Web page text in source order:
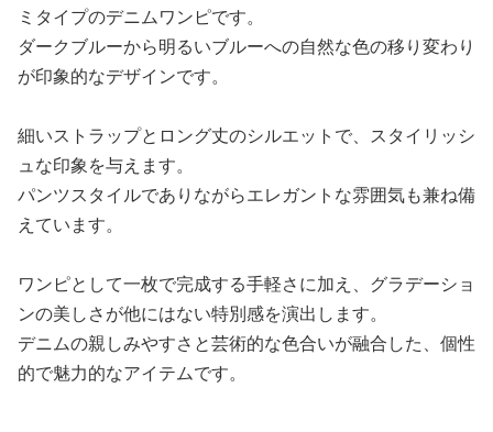
ミタイプのデニムワンピです。
ダークブルーから明るいブルーへの自然な色の移り変わり
が印象的なデザインです。
細いストラップとロング丈のシルエットで、スタイリッシ
ュな印象を与えます。
パンツスタイルでありながらエレガントな雰囲気も兼ね備
えています。
ワンピとして一枚で完成する手軽さに加え、グラデーショ
ンの美しさが他にはない特別感を演出します。
デニムの親しみやすさと芸術的な色合いが融合した、個性
的で魅力的なアイテムです。